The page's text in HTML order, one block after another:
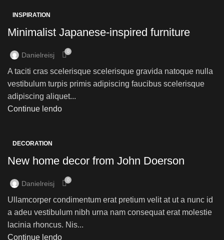
INSPIRATION
Minimalist Japanese-inspired furniture
Danielreisj 0
A taciti cras scelerisque scelerisque gravida natoque nulla
vestibulum turpis primis adipiscing faucibus scelerisque
adipiscing aliquet...
Continue lendo
DECORATION
New home decor from John Doerson
Danielreisj 0
Ullamcorper condimentum erat pretium velit at ut a nunc id
a adeu vestibulum nibh urna nam consequat erat molestie
lacinia rhoncus. Nis...
Continue lendo